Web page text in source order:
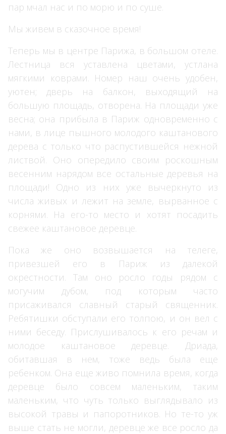
пар мчал нас и по морю и по суше.
Мы живем в сказочное время!
Теперь мы в центре Парижа, в большом отеле.
Лестница вся уставлена цветами, устлана
мягкими коврами. Номер наш очень удобен,
уютен; дверь на балкон, выходящий на
большую площадь, отворена. На площади уже
весна; она прибыла в Париж одновременно с
нами, в лице пышного молодого каштанового
дерева с только что распустившейся нежной
листвой. Оно опередило своим роскошным
весенним нарядом все остальные деревья на
площади! Одно из них уже вычеркнуто из
числа живых и лежит на земле, вырванное с
корнями. На его-то место и хотят посадить
свежее каштановое деревце.
Пока же оно возвышается на телеге,
привезшей его в Париж из далекой
окрестности. Там оно росло годы рядом с
могучим дубом, под которым часто
присаживался славный старый священник.
Ребятишки обступали его толпою, и он вел с
ними беседу. Прислушивалось к его речам и
молодое каштановое деревце. Дриада,
обитавшая в нем, тоже ведь была еще
ребенком. Она еще живо помнила время, когда
деревце было совсем маленьким, таким
маленьким, что чуть только выглядывало из
высокой травы и папоротников. Но те-то уж
выше стать не могли, деревце же все росло да